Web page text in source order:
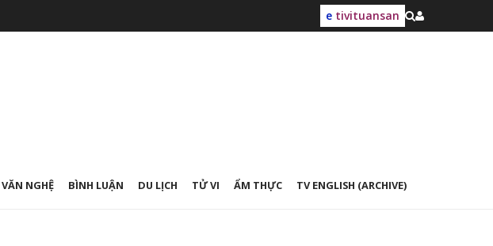
e tivituansan
VĂN NGHỆ BÌNH LUẬN DU LỊCH TỬ VI ẨM THỰC TV ENGLISH (ARCHIVE)